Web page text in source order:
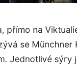
přímo na
se
Jednotlivé sýry